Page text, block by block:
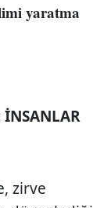
yaratma
İNSANLAR
zirve